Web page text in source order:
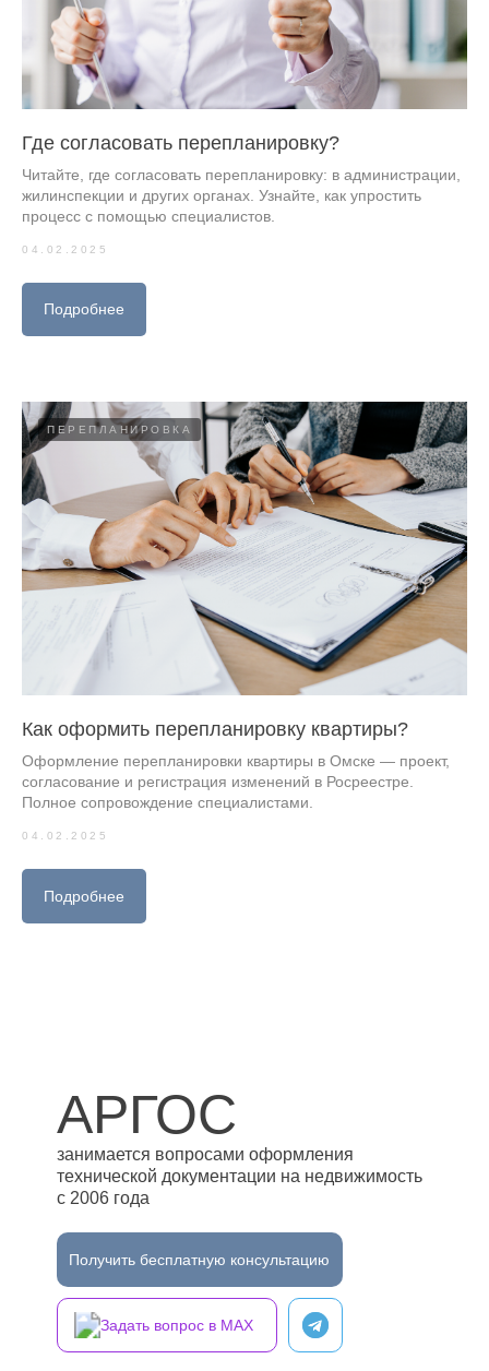
Где согласовать перепланировку?
Читайте, где согласовать перепланировку: в администрации,
жилинспекции и других органах. Узнайте, как упростить
процесс с помощью специалистов.
04.02.2025
Подробнее
ПЕРЕПЛАНИРОВКА
Как оформить перепланировку квартиры?
Оформление перепланировки квартиры в Омске — проект,
согласование и регистрация изменений в Росреестре.
Полное сопровождение специалистами.
04.02.2025
Подробнее
АРГОС
занимается вопросами оформления
технической документации на недвижимость
с 2006 года
Получить бесплатную консультацию
Задать вопрос в MAX